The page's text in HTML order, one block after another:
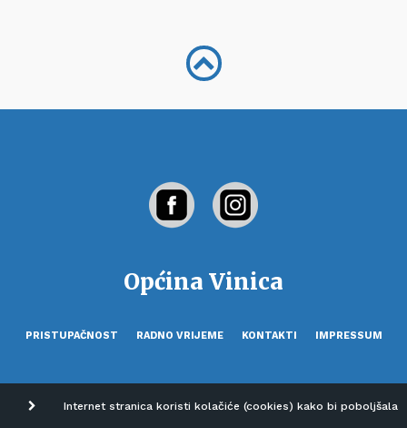
Općina Vinica
PRISTUPAČNOST RADNO VRIJEME KONTAKTI IMPRESSUM
Internet stranica koristi kolačiće (cookies) kako bi poboljšala